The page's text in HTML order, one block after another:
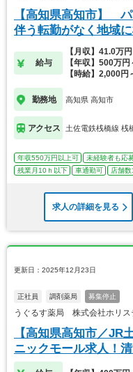
【高知県高知市】
伴う転勤がなく地域
給与
【月収】41.0万
【年収】500万
【時給】2,000円
勤務地 高知県 高知市
アクセス 土佐電鉄桟橋線 桟
年収550万円以上可 未経験者も応
残業月10ｈ以下
車通勤可 店舗
求人の詳細を見る
更新日：2025年12月23日
正社員 調剤薬局 募集停止
うぐるす薬局 株式会社ホリス
【高知県高知市／
ニックモール求人！